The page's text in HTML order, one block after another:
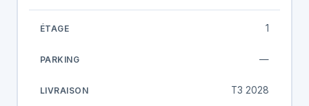
1
—
T3 2028